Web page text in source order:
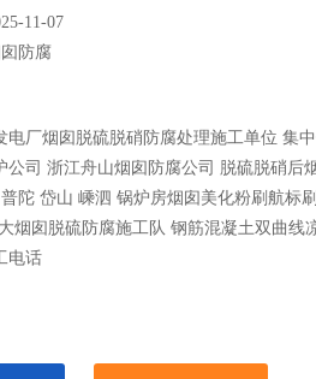
11-07
防腐
电厂烟囱脱硫脱硝防腐处理施工单位 集
公司 浙江舟山烟囱防腐公司 脱硫脱硝后
陀 岱山 嵊泗 锅炉房烟囱美化粉刷航标
烟囱脱硫防腐施工队 钢筋混凝土双曲线
电话